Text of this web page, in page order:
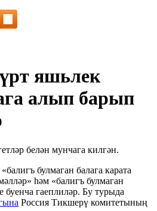
яшьлек
алып барып
белән мунчага килгән.
булмаган балага карата
һәм «балигъ булмаган
буенча гаеплиләр. Бу турыда
Россия Тикшерү комитетының